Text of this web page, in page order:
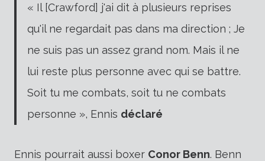
« Il [Crawford] j'ai dit à plusieurs reprises
qu'il ne regardait pas dans ma direction ; Je
ne suis pas un assez grand nom. Mais il ne
lui reste plus personne avec qui se battre.
Soit tu me combats, soit tu ne combats
personne », Ennis déclaré
Ennis pourrait aussi boxer Conor Benn. Benn